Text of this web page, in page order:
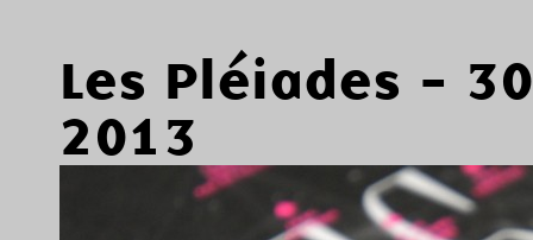
Les Pléiades -
2013